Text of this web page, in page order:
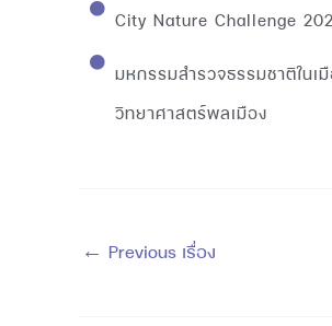
City Nature Challenge
มหกรรมสำรวจธรรมชาติใน
วิทยาศาสตร์พลเมือง
← Previous เรื่อง